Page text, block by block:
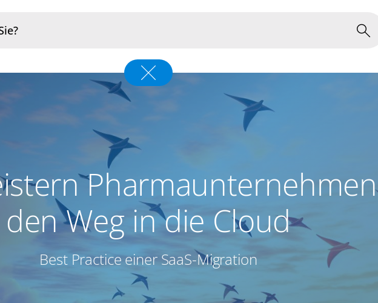
Pharmaunternehmen
den Weg in die Cloud
Best Practice einer SaaS-Migration